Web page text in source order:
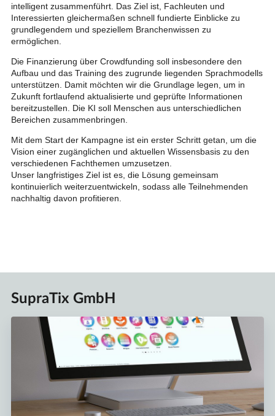
intelligent zusammenführt. Das Ziel ist, Fachleuten und
Interessierten gleichermaßen schnell fundierte Einblicke zu
grundlegendem und speziellem Branchenwissen zu
ermöglichen.
Die Finanzierung über Crowdfunding soll insbesondere den
Aufbau und das Training des zugrunde liegenden Sprachmodells
unterstützen. Damit möchten wir die Grundlage legen, um in
Zukunft fortlaufend aktualisierte und geprüfte Informationen
bereitzustellen. Die KI soll Menschen aus unterschiedlichen
Bereichen zusammenbringen.
Mit dem Start der Kampagne ist ein erster Schritt getan, um die
Vision einer zugänglichen und aktuellen Wissensbasis zu den
verschiedenen Fachthemen umzusetzen.
Unser langfristiges Ziel ist es, die Lösung gemeinsam
kontinuierlich weiterzuentwickeln, sodass alle Teilnehmenden
nachhaltig davon profitieren.
SupraTix GmbH